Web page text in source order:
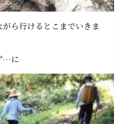
ら行けるとこまでいきま
…に